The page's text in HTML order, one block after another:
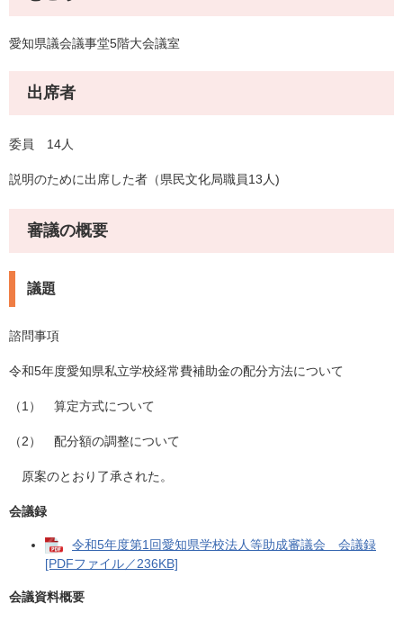
愛知県議会議事堂5階大会議室
出席者
委員 14人
説明のために出席した者（県民文化局職員13人)
審議の概要
議題
諮問事項
令和5年度愛知県私立学校経常費補助金の配分方法について
（1） 算定方式について
（2） 配分額の調整について
原案のとおり了承された。
会議録
令和5年度第1回愛知県学校法人等助成審議会 会議録
[PDFファイル／236KB]
会議資料概要